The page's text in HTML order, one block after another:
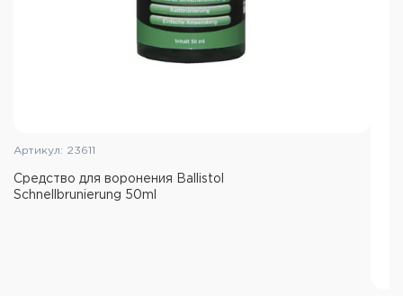
Артикул: 23611
Средство для воронения Ballistol
Schnellbrunierung 50ml